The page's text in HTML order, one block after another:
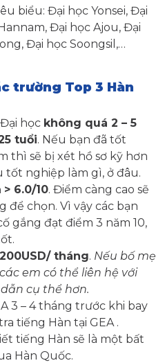
biểu: Đại học Yonsei, Đại
Đại học Ajou, Đại
Đại học Soongsil,…
trường Top 3 Hàn
học không quá 2 – 5
tuổi. Nếu bạn đã tốt
thì sẽ bị xét hồ sơ kỹ hơn
tốt nghiệp làm gì, ở đâu.
> 6.0/10. Điểm càng cao sẽ
để chọn. Vì vậy các bạn
gắng đạt điểm 3 năm 10,
tháng. Nếu bố mẹ
em có thể liên hệ với
cụ thể hơn.
3 – 4 tháng trước khi bay
tiếng Hàn tại GEA .
tiếng Hàn sẽ là một bất
Hàn Quốc.